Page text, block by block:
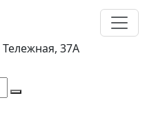
Тележная, 37А